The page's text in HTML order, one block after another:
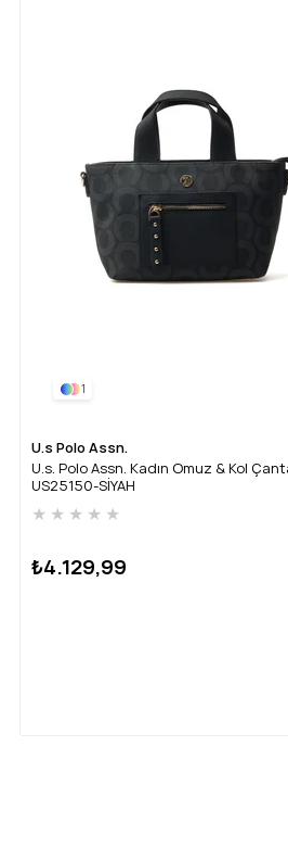
1
U.s Polo Assn.
U.s. Polo Assn. Kadın Omuz & Kol
US25150-SİYAH
★ ★ ★ ★ ★
₺4.129,99